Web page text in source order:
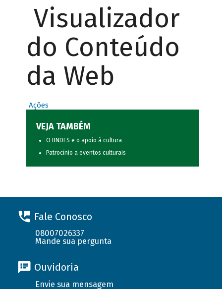
Visualizador
do Conteúdo
da Web
Ações
VEJA TAMBÉM
O BNDES e o apoio à cultura
Patrocínio a eventos culturais
Fale Conosco
08007026337
Mande sua pergunta
Ouvidoria
Envie sua mensagem